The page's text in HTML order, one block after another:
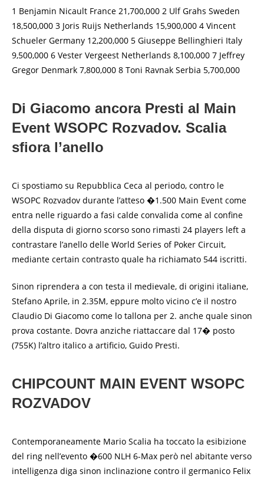
1 Benjamin Nicault France 21,700,000 2 Ulf Grahs Sweden
18,500,000 3 Joris Ruijs Netherlands 15,900,000 4 Vincent
Schueler Germany 12,200,000 5 Giuseppe Bellinghieri Italy
9,500,000 6 Vester Vergeest Netherlands 8,100,000 7 Jeffrey
Gregor Denmark 7,800,000 8 Toni Ravnak Serbia 5,700,000
Di Giacomo ancora Presti al Main
Event WSOPC Rozvadov. Scalia
sfiora l’anello
Ci spostiamo su Repubblica Ceca al periodo, contro le
WSOPC Rozvadov durante l’atteso �1.500 Main Event come
entra nelle riguardo a fasi calde convalida come al confine
della disputa di giorno scorso sono rimasti 24 players left a
contrastare l’anello delle World Series of Poker Circuit,
mediante certain contrasto quale ha richiamato 544 iscritti.
Sinon riprendera a con testa il medievale, di origini italiane,
Stefano Aprile, in 2.35M, eppure molto vicino c’e il nostro
Claudio Di Giacomo come lo tallona per 2. anche quale sinon
prova costante. Dovra anziche riattaccare dal 17� posto
(755K) l’altro italico a artificio, Guido Presti.
CHIPCOUNT MAIN EVENT WSOPC
ROZVADOV
Contemporaneamente Mario Scalia ha toccato la esibizione
del ring nell’evento �600 NLH 6-Max però nel abitante verso
intelligenza diga sinon inclinazione contro il germanico Felix